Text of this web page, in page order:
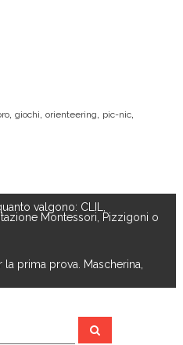
, giochi, orienteering, pic-nic,
valgono: CLIL,
Montessori, Pizzigoni o
prima prova. Mascherina,
C